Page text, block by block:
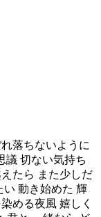
落ちないように
議 切ない気持ち
たら また少しだ
動き始めた 輝
める夜風 嬉しく